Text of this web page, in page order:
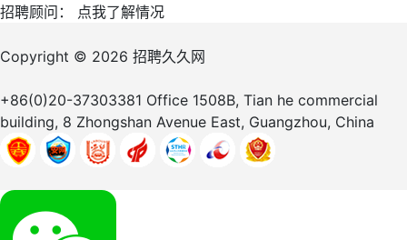
招聘顾问： 点我了解情况
Copyright © 2026 招聘久久网
+86(0)20-37303381 Office 1508B, Tian he commercial
building, 8 Zhongshan Avenue East, Guangzhou, China